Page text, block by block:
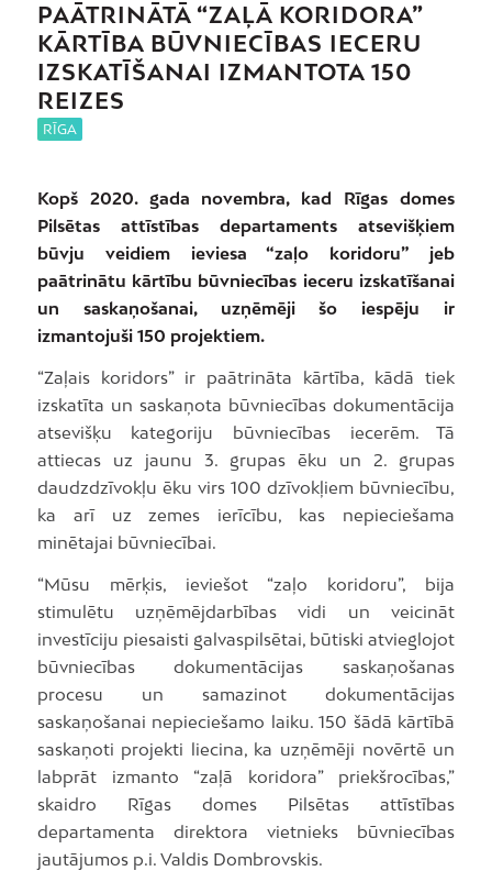
PAĀTRINĀTĀ “ZAĻĀ KORIDORA”
KĀRTĪBA BŪVNIECĪBAS IECERU
IZSKATĪŠANAI IZMANTOTA 150
REIZES
RĪGA
Kopš 2020. gada novembra, kad Rīgas domes
Pilsētas attīstības departaments atsevišķiem
būvju veidiem ieviesa “zaļo koridoru” jeb
paātrinātu kārtību būvniecības ieceru izskatīšanai
un saskaņošanai, uzņēmēji šo iespēju ir
izmantojuši 150 projektiem.
“Zaļais koridors” ir paātrināta kārtība, kādā tiek
izskatīta un saskaņota būvniecības dokumentācija
atsevišķu kategoriju būvniecības iecerēm. Tā
attiecas uz jaunu 3. grupas ēku un 2. grupas
daudzdzīvokļu ēku virs 100 dzīvokļiem būvniecību,
ka arī uz zemes ierīcību, kas nepieciešama
minētajai būvniecībai.
“Mūsu mērķis, ieviešot “zaļo koridoru”, bija
stimulētu uzņēmējdarbības vidi un veicināt
investīciju piesaisti galvaspilsētai, būtiski atvieglojot
būvniecības dokumentācijas saskaņošanas
procesu un samazinot dokumentācijas
saskaņošanai nepieciešamo laiku. 150 šādā kārtībā
saskaņoti projekti liecina, ka uzņēmēji novērtē un
labprāt izmanto “zaļā koridora” priekšrocības,”
skaidro Rīgas domes Pilsētas attīstības
departamenta direktora vietnieks būvniecības
jautājumos p.i. Valdis Dombrovskis.